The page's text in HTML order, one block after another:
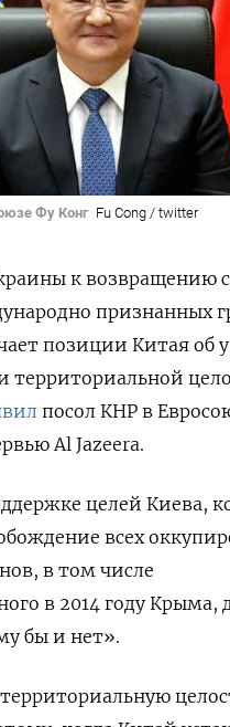
Фу Конг Fu Cong / twitter
к возвращению
признанных
позиции Китая об
территориальной
посол КНР в
Al Jazeera.
целей Киева,
всех
в том числе
в 2014 году Крыма,
бы и нет».